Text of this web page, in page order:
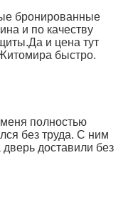
бронированные
и по качеству
и цена тут
быстро.
полностью
без труда. С ним
доставили без